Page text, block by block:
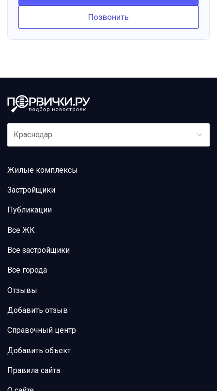
Позвонить
Краснодар
Жилые комплексы
Застройщики
Публикации
Все ЖК
Все застройщики
Все города
Отзывы
Добавить отзыв
Справочный центр
Добавить объект
Правила сайта